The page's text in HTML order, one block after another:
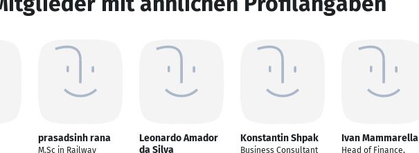
prasadsinh rana
M.Sc in Railway
Leonardo Amador
da Silva
Konstantin Shpak
Business Consultant
Ivan Mammarella
Head of Finance,